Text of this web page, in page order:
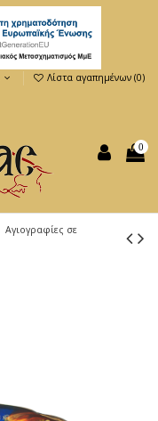
Λίστα αγαπημένων (0)
0
Αγιογραφίες σε